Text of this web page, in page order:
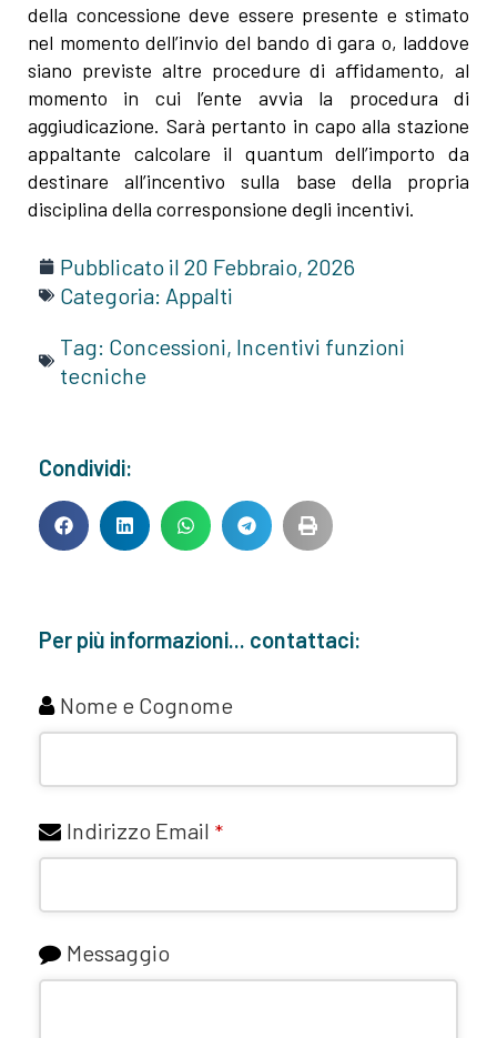
della concessione deve essere presente e stimato
nel momento dell’invio del bando di gara o, laddove
siano previste altre procedure di affidamento, al
momento in cui l’ente avvia la procedura di
aggiudicazione. Sarà pertanto in capo alla stazione
appaltante calcolare il quantum dell’importo da
destinare all’incentivo sulla base della propria
disciplina della corresponsione degli incentivi.
Pubblicato il 20 Febbraio, 2026
Categoria: Appalti
Tag: Concessioni, Incentivi funzioni
tecniche
Condividi:
Per più informazioni... contattaci:
Nome e Cognome
Indirizzo Email *
Messaggio